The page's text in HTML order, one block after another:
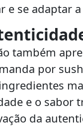
e se adaptar
também
por
e o sabor
da